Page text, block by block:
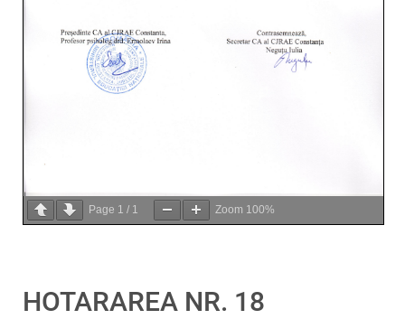
Page 1 / 1 Zoom 100%
HOTARAREA NR. 18